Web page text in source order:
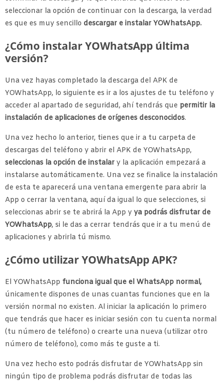
seleccionar la opción de continuar con la descarga, la verdad
es que es muy sencillo descargar e instalar YOWhatsApp.
¿Cómo instalar YOWhatsApp última
versión?
Una vez hayas completado la descarga del APK de
YOWhatsApp, lo siguiente es ir a los ajustes de tu teléfono y
acceder al apartado de seguridad, ahí tendrás que permitir la
instalación de aplicaciones de orígenes desconocidos.
Una vez hecho lo anterior, tienes que ir a tu carpeta de
descargas del teléfono y abrir el APK de YOWhatsApp,
seleccionas la opción de instalar y la aplicación empezará a
instalarse automáticamente. Una vez se finalice la instalación
de esta te aparecerá una ventana emergente para abrir la
App o cerrar la ventana, aquí da igual lo que selecciones, si
seleccionas abrir se te abrirá la App y ya podrás disfrutar de
YOWhatsApp, si le das a cerrar tendrás que ir a tu menú de
aplicaciones y abrirla tú mismo.
¿Cómo utilizar YOWhatsApp APK?
El YOWhatsApp funciona igual que el WhatsApp normal,
únicamente dispones de unas cuantas funciones que en la
versión normal no existen. Al iniciar la aplicación lo primero
que tendrás que hacer es iniciar sesión con tu cuenta normal
(tu número de teléfono) o crearte una nueva (utilizar otro
número de teléfono), como más te guste a ti.
Una vez hecho esto podrás disfrutar de YOWhatsApp sin
ningún tipo de problema podrás disfrutar de todas las